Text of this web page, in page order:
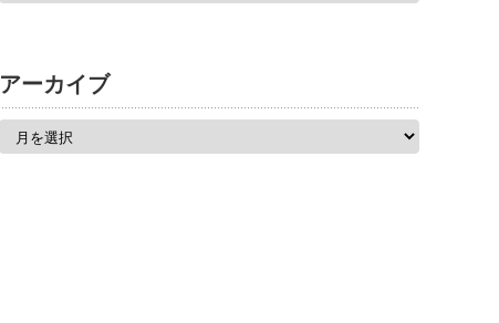
アーカイブ